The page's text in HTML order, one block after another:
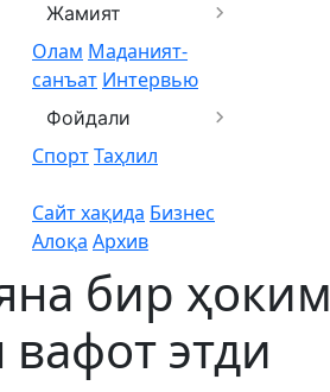
Жамият
Олам Маданият-
санъат Интервью
Фойдали
СпортТаҳлил
Сайт хақида Бизнес
Алоқа Архив
бир ҳоким
этди